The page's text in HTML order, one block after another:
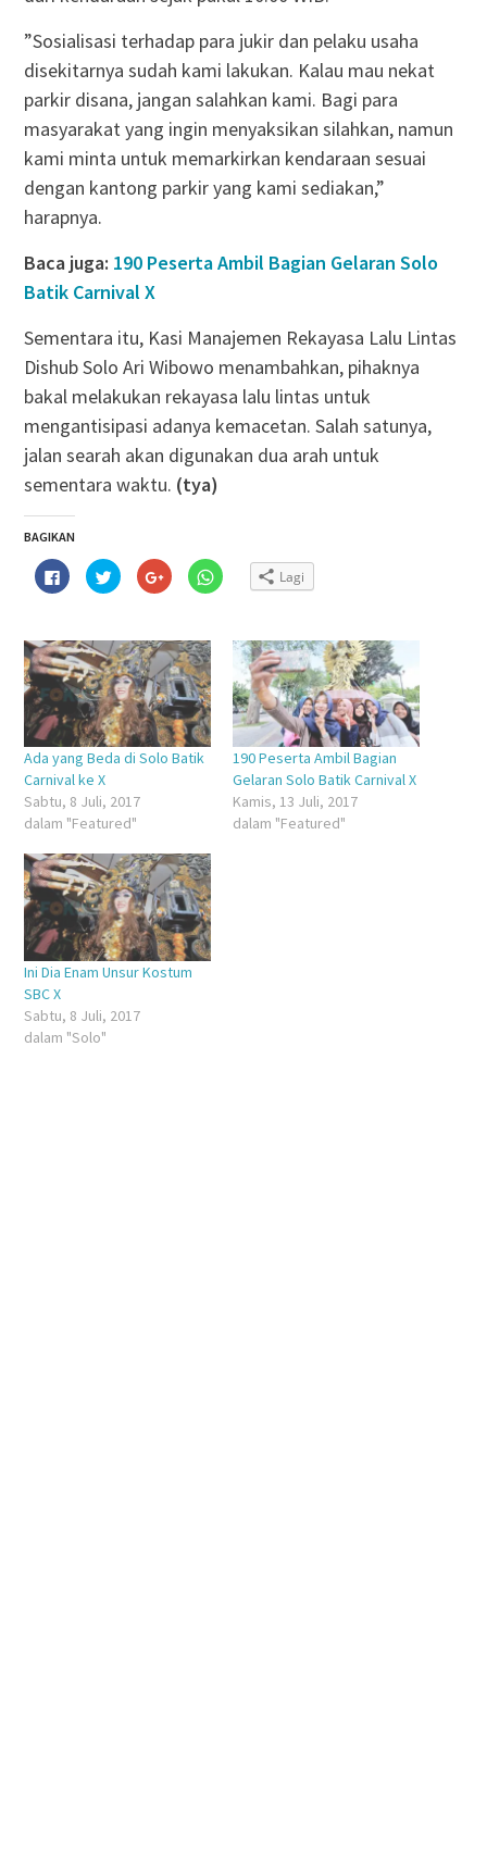
”Sosialisasi terhadap para jukir dan pelaku usaha
disekitarnya sudah kami lakukan. Kalau mau nekat
parkir disana, jangan salahkan kami. Bagi para
masyarakat yang ingin menyaksikan silahkan, namun
kami minta untuk memarkirkan kendaraan sesuai
dengan kantong parkir yang kami sediakan,”
harapnya.
Baca juga: 190 Peserta Ambil Bagian Gelaran Solo
Batik Carnival X
Sementara itu, Kasi Manajemen Rekayasa Lalu Lintas
Dishub Solo Ari Wibowo menambahkan, pihaknya
bakal melakukan rekayasa lalu lintas untuk
mengantisipasi adanya kemacetan. Salah satunya,
jalan searah akan digunakan dua arah untuk
sementara waktu. (tya)
BAGIKAN
Klik
untuk
membagikan
di
jendela
yang
baru)
Klik
untuk
berbagi
di
jendela
yang
baru)
Klik
untuk
berbagi
(Membuka
di
jendela
yang
baru)
Klik
untuk
jendela
yang
baru)
Lagi
Ada yang Beda di Solo Batik
Carnival ke X
Sabtu, 8 Juli, 2017
dalam "Featured"
190 Peserta Ambil Bagian
Gelaran Solo Batik Carnival X
Kamis, 13 Juli, 2017
dalam "Featured"
Ini Dia Enam Unsur Kostum
SBC X
Sabtu, 8 Juli, 2017
dalam "Solo"